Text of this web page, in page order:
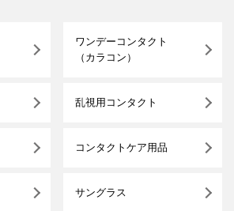
ワンデーコンタクト
（カラコン）
乱視用コンタクト
コンタクトケア用品
サングラス